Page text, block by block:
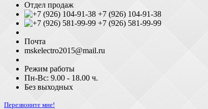
Отдел продаж
+7 (926) 104-91-38
+7 (926) 581-99-99
Почта
mskelectro2015@mail.ru
Режим работы
Пн-Вс: 9.00 - 18.00 ч.
Без выходных
Перезвоните мне!